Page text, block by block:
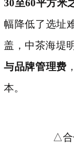
30至60平方米
幅降低了选址
盖，中茶海堤
与品牌管理费
本。
△合